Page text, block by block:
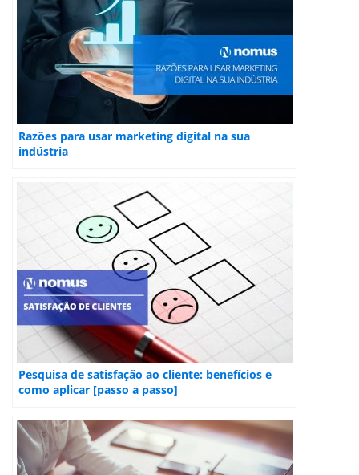
Razões para usar marketing digital na sua
indústria
Pesquisa de satisfação ao cliente: benefícios e
como aplicar [passo a passo]